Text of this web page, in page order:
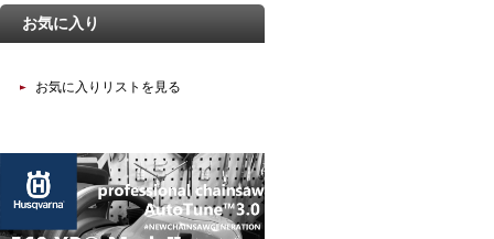
お気に入り
お気に入りリストを見る